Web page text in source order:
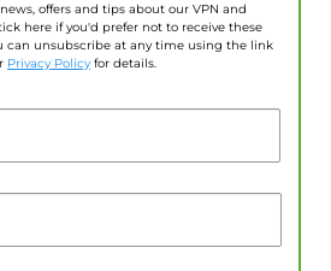
offers and tips about our VPN and
here if you'd prefer not to receive these
can unsubscribe at any time using the link
Privacy Policy for details.